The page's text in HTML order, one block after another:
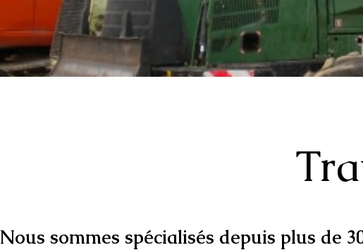
Contact
Nous sommes spécialisés depuis plus de